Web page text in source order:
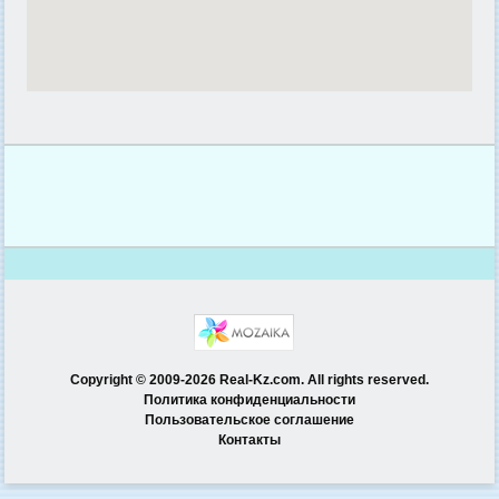
Copyright © 2009-2026 Real-Kz.com. All rights reserved.
Политика конфиденциальности
Пользовательское соглашение
Контакты